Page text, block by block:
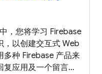
，您将学习 Firebase
，以创建交互式 Web
多种 Firebase 产品来
复应用及一个留言板